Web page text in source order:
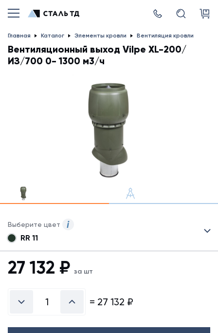
Главная Каталог Элементы кровли Вентиляция кровли
Вентиляционный выход Vilpe XL-200/
ИЗ/700 0- 1300 м3/ч
Выберите цвет
данного
товара
могут
цвета.
RR 11
27 132 ₽ за шт
= 27 132 ₽